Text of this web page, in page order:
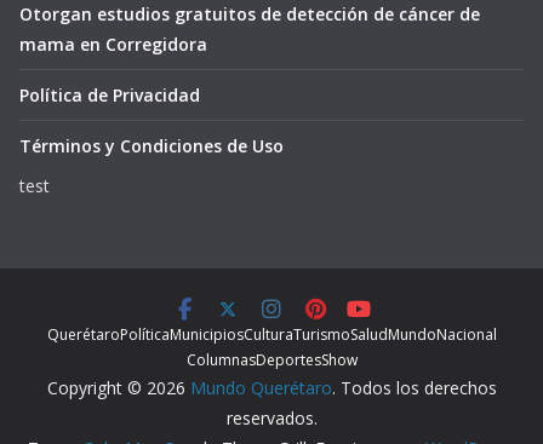
Otorgan estudios gratuitos de detección de cáncer de
mama en Corregidora
Política de Privacidad
Términos y Condiciones de Uso
test
QuerétaroPolíticaMunicipiosCulturaTurismoSaludMundoNacional
ColumnasDeportesShow
Copyright © 2026 Mundo Querétaro. Todos los derechos
reservados.